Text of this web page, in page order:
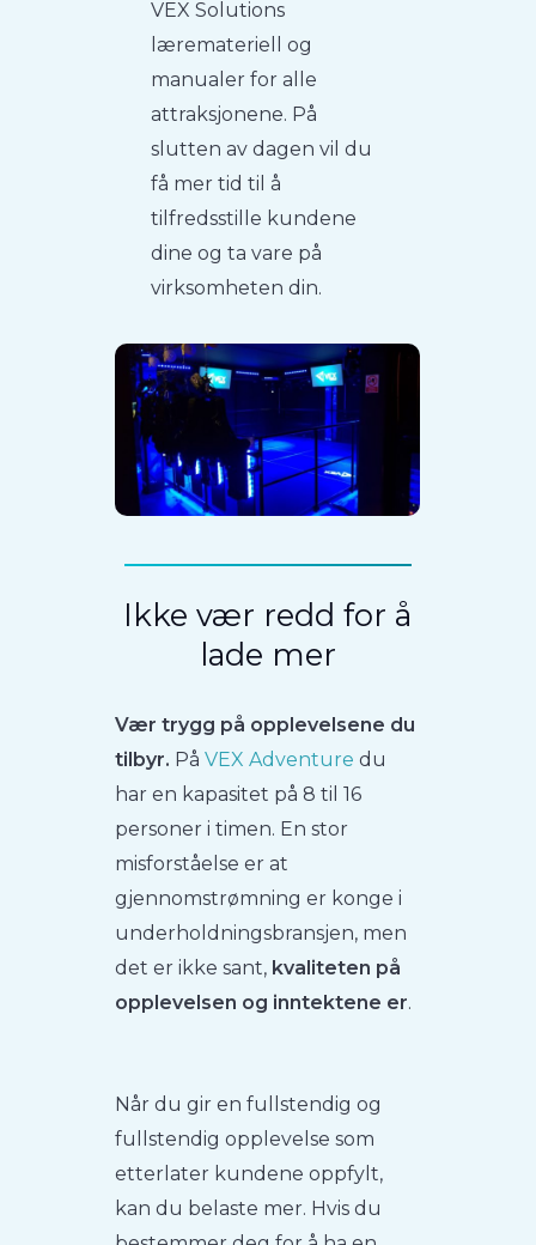
VEX Solutions
læremateriell og
manualer for alle
attraksjonene. På
slutten av dagen vil du
få mer tid til å
tilfredsstille kundene
dine og ta vare på
virksomheten din.
Ikke vær redd for å
lade mer
Vær trygg på opplevelsene du
tilbyr. PåVEX Adventure du
har en kapasitet på 8 til 16
personer i timen. En stor
misforståelse er at
gjennomstrømning er konge i
underholdningsbransjen, men
det er ikke sant, kvaliteten på
opplevelsen og inntektene er.
Når du gir en fullstendig og
fullstendig opplevelse som
etterlater kundene oppfylt,
kan du belaste mer. Hvis du